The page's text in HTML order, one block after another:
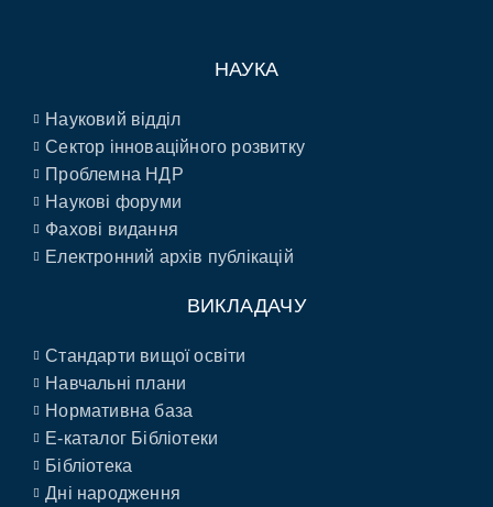
НАУКА
Науковий відділ
Сектор інноваційного розвитку
Проблемна НДР
Наукові форуми
Фахові видання
Електронний архів публікацій
ВИКЛАДАЧУ
Стандарти вищої освіти
Навчальні плани
Нормативна база
E-каталог Бібліотеки
Бібліотека
Дні народження